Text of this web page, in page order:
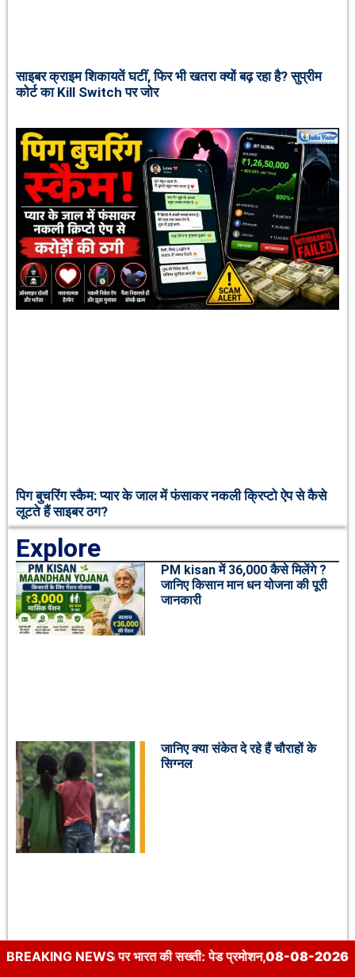
साइबर क्राइम शिकायतें घटीं, फिर भी खतरा क्यों बढ़ रहा है? सुप्रीम
कोर्ट का Kill Switch पर जोर
पिग बुचरिंग स्कैम: प्यार के जाल में फंसाकर नकली क्रिप्टो ऐप से कैसे
लूटते हैं साइबर ठग?
Explore
PM kisan में 36,000 कैसे मिलेंगे ?
जानिए किसान मान धन योजना की पूरी
जानकारी
जानिए क्या संकेत दे रहे हैं चौराहों के
सिग्नल
Dhanushkodi Ghost Village:
BREAKING NEWS
पेड प्रमोशन, स्कैम विज्ञापन और CSAM पर उठे गंभीर सवाल|World
08-08-2026